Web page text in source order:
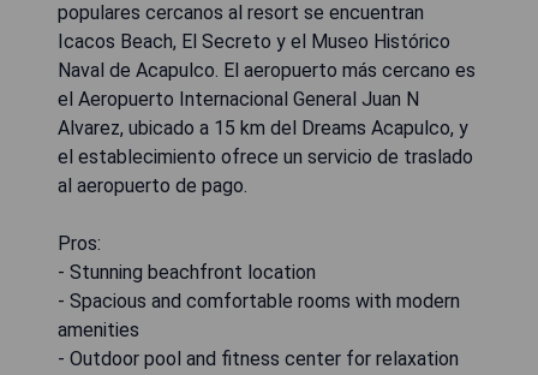
populares cercanos al resort se encuentran
Icacos Beach, El Secreto y el Museo Histórico
Naval de Acapulco. El aeropuerto más cercano es
el Aeropuerto Internacional General Juan N
Alvarez, ubicado a 15 km del Dreams Acapulco, y
el establecimiento ofrece un servicio de traslado
al aeropuerto de pago.
Pros:
- Stunning beachfront location
- Spacious and comfortable rooms with modern
amenities
- Outdoor pool and fitness center for relaxation